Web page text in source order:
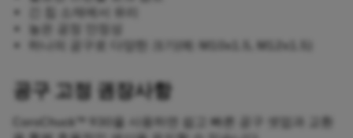
긴 칩 소재에서 유리
높은 공정 안정성
하나의 공구로 다양한 크기(예: M10x1.5, M12x1.5)
공구 고정 권장사항
CoroChuck™ 930을 사용하면 쉽고 빠른 공구 셋업과 교환